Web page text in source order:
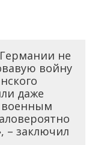
не
войну
даже
военным
– заключил